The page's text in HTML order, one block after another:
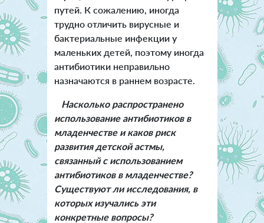
путей. К сожалению, иногда
трудно отличить вирусные и
бактериальные инфекции у
маленьких детей, поэтому иногда
антибиотики неправильно
назначаются в раннем возрасте.
Насколько распространено
использование антибиотиков в
младенчестве и каков риск
развития детской астмы,
связанный с использованием
антибиотиков в младенчестве?
Существуют ли исследования, в
которых изучались эти
конкретные вопросы?